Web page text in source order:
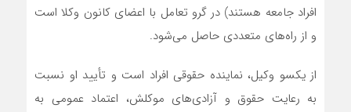
افراد جامعه هستند) در گرو تعامل با اعضای کانون وکلا است
و از راه‌های متعددی حاصل می‌شود.
از یکسو وکیل، نماینده حقوقی افراد است و تأیید او نسبت
به رعایت حقوق و آزادی‌های موکلش، اعتماد عمومی به